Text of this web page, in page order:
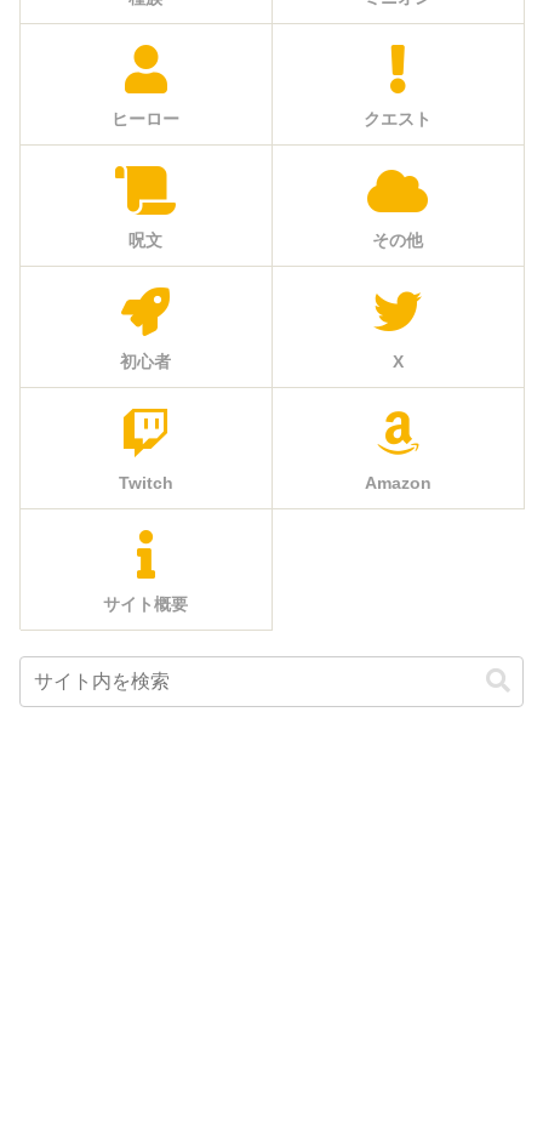
ヒーロー クエスト
呪文 その他
初心者 X
Twitch Amazon
サイト概要